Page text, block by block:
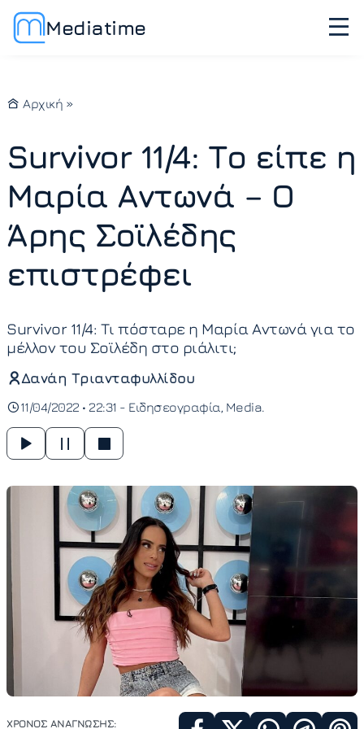
Mediatime
Αρχική »
Survivor 11/4: Το είπε η
Μαρία Αντωνά – O
Άρης Σοϊλέδης
επιστρέφει
Survivor 11/4: Τι πόσταρε η Μαρία Αντωνά για το
μέλλον του Σοϊλέδη στο ριάλιτι;
Δανάη Τριανταφυλλίδου
11/04/2022 • 22:31 - Ειδησεογραφία Media
ΧΡΟΝΟΣ ΑΝΑΓΝΩΣΗΣ: